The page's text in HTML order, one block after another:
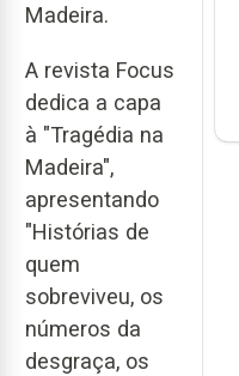
Madeira.
A revista Focus
dedica a capa
à "Tragédia na
Madeira",
apresentando
"Histórias de
quem
sobreviveu, os
números da
desgraça, os